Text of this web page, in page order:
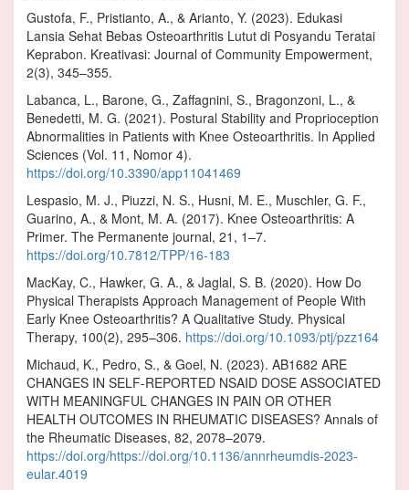
Gustofa, F., Pristianto, A., & Arianto, Y. (2023). Edukasi
Lansia Sehat Bebas Osteoarthritis Lutut di Posyandu Teratai
Keprabon. Kreativasi: Journal of Community Empowerment,
2(3), 345–355.
Labanca, L., Barone, G., Zaffagnini, S., Bragonzoni, L., &
Benedetti, M. G. (2021). Postural Stability and Proprioception
Abnormalities in Patients with Knee Osteoarthritis. In Applied
Sciences (Vol. 11, Nomor 4).
https://doi.org/10.3390/app11041469
Lespasio, M. J., Piuzzi, N. S., Husni, M. E., Muschler, G. F.,
Guarino, A., & Mont, M. A. (2017). Knee Osteoarthritis: A
Primer. The Permanente journal, 21, 1–7.
https://doi.org/10.7812/TPP/16-183
MacKay, C., Hawker, G. A., & Jaglal, S. B. (2020). How Do
Physical Therapists Approach Management of People With
Early Knee Osteoarthritis? A Qualitative Study. Physical
Therapy, 100(2), 295–306. https://doi.org/10.1093/ptj/pzz164
Michaud, K., Pedro, S., & Goel, N. (2023). AB1682 ARE
CHANGES IN SELF-REPORTED NSAID DOSE ASSOCIATED
WITH MEANINGFUL CHANGES IN PAIN OR OTHER
HEALTH OUTCOMES IN RHEUMATIC DISEASES? Annals of
the Rheumatic Diseases, 82, 2078–2079.
https://doi.org/https://doi.org/10.1136/annrheumdis-2023-
eular.4019